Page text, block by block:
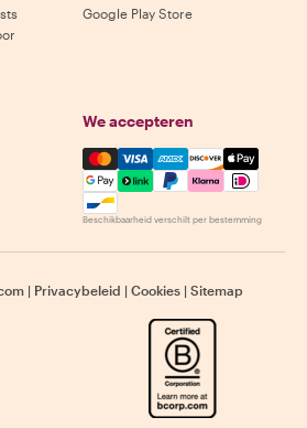
Google Play Store
We accepteren
Mastercard, Visa, Amex,
Beschikbaarheid verschilt per bestemming
| Privacybeleid | Cookies | Sitemap